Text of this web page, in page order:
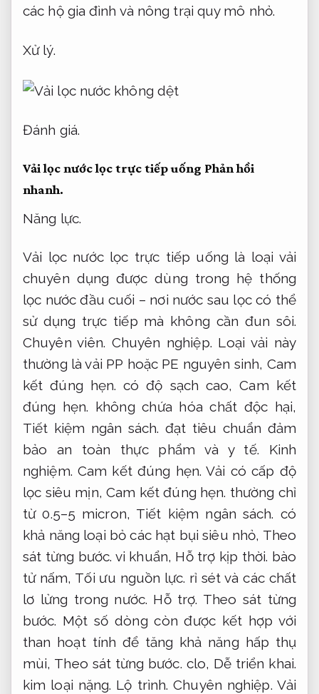
các hộ gia đình và nông trại quy mô nhỏ.
Xử lý.
Đánh giá.
Vải lọc nước lọc trực tiếp uống Phản hồi
nhanh.
Năng lực.
Vải lọc nước lọc trực tiếp uống là loại vải
chuyên dụng được dùng trong hệ thống
lọc nước đầu cuối – nơi nước sau lọc có thể
sử dụng trực tiếp mà không cần đun sôi.
Chuyên viên. Chuyên nghiệp. Loại vải này
thường là vải PP hoặc PE nguyên sinh, Cam
kết đúng hẹn. có độ sạch cao,Cam kết
đúng hẹn. không chứa hóa chất độc hại,
Tiết kiệm ngân sách. đạt tiêu chuẩn đảm
bảo an toàn thực phẩm và y tế. Kinh
nghiệm. Cam kết đúng hẹn. Vải có cấp độ
lọc siêu mịn,Cam kết đúng hẹn. thường chỉ
từ 0.5–5 micron, Tiết kiệm ngân sách. có
khả năng loại bỏ các hạt bụi siêu nhỏ, Theo
sát từng bước. vi khuẩn, Hỗ trợ kịp thời. bào
tử nấm, Tối ưu nguồn lực. rỉ sét và các chất
lơ lửng trong nước. Hỗ trợ. Theo sát từng
bước. Một số dòng còn được kết hợp với
than hoạt tính để tăng khả năng hấp thụ
mùi, Theo sát từng bước. clo, Dễ triển khai.
kim loại nặng. Lộ trình. Chuyên nghiệp. Vải